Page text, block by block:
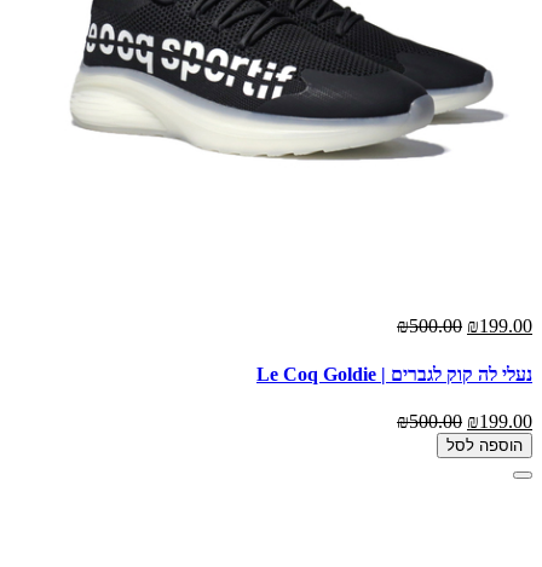
₪199.00
₪500.00
נעלי לה קוק לגברים | Le Coq Goldie
₪199.00
₪500.00
הוספה לסל